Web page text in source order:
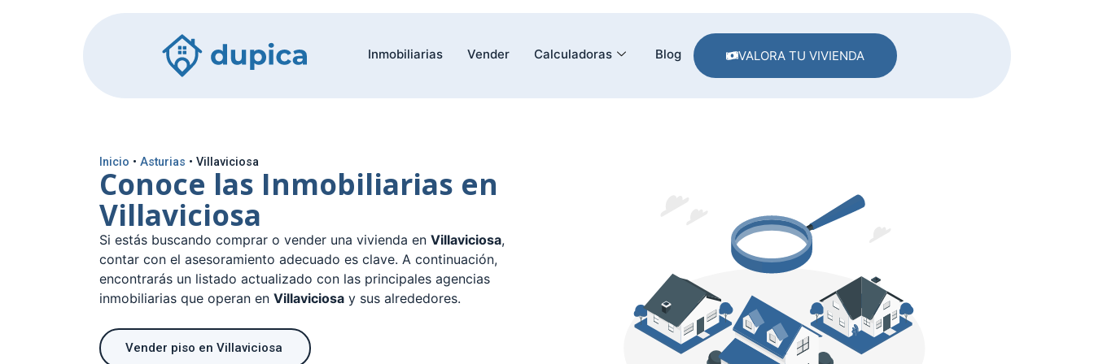
Inmobiliarias Vender Calculadoras Blog VALORA TU VIVIENDA
Inicio • Asturias • Villaviciosa
Conoce las Inmobiliarias en
Villaviciosa
Si estás buscando comprar o vender una vivienda en Villaviciosa,
contar con el asesoramiento adecuado es clave. A continuación,
encontrarás un listado actualizado con las principales agencias
inmobiliarias que operan en Villaviciosa y sus alrededores.
Vender piso en Villaviciosa